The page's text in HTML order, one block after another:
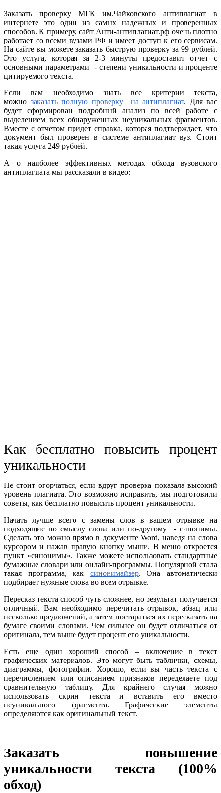
Заказать проверку МГК им.Чайковского антиплагиат в
интернете это один из самых надежных и проверенных
способов. К примеру, сайт Анти-антиплагиат.рф очень плотно
работает со всеми вузами РФ и имеет доступ к его сервисам.
На сайте вы можете заказать быструю проверку за 99 рублей.
Это услуга, которая за 2-3 минуты предоставит отчет с
основными параметрами - степени уникальности и проценте
цитируемого текста.
Если вам необходимо знать все критерии текста,
можно заказать полную проверку на антиплагиат. Для вас
будет сформирован подробный анализ по всей работе с
выделением всех обнаруженных неуникальных фрагментов.
Вместе с отчетом придет справка, которая подтверждает, что
документ был проверен в системе антиплагиат вуз. Стоит
такая услуга 249 рублей.
А о наиболее эффективных методах обхода вузовского
антиплагиата мы рассказали в видео:
Как бесплатно повысить процент
уникальности
Не стоит огорчаться, если вдруг проверка показала высокий
уровень плагиата. Это возможно исправить, мы подготовили
советы, как бесплатно повысить процент уникальности.
Начать лучше всего с замены слов в вашем отрывке на
подходящие по смыслу слова или по-другому - синонимы.
Сделать это можно прямо в документе Word, наведя на слова
курсором и нажав правую кнопку мыши. В меню откроется
пункт «синонимы». Также можете использовать стандартные
бумажные словари или онлайн-программы. Популярной стала
такая программа, как синонимайзер. Она автоматически
подбирает нужные слова во всем отрывке.
Пересказ текста способ чуть сложнее, но результат получается
отличный. Вам необходимо перечитать отрывок, абзац или
несколько предложений, а затем постараться их пересказать на
бумаге своими словами. Чем сильнее он будет отличаться от
оригинала, тем выше будет процент его уникальности.
Есть еще один хороший способ – включение в текст
графических материалов. Это могут быть таблички, схемы,
диаграммы, фотографии. Хорошо, если вы часть текста с
перечислением или описанием признаков переделаете под
сравнительную таблицу. Для крайнего случая можно
использовать скрин текста и вставить его вместо
неуникального фрагмента. Графические элементы
определяются как оригинальный текст.
Заказать повышение
уникальности текста (100%
обход)